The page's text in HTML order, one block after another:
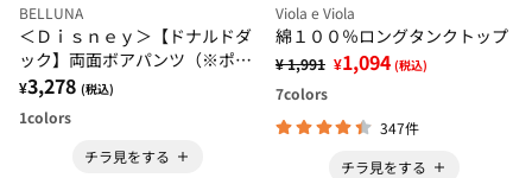
BELLUNA
＜Ｄｉｓｎｅｙ＞【ドナルドダ
ック】両面ボアパンツ（※ポン
チョ別売り）
¥3,278 (税込)
1colors
チラ見をする
Viola e Viola
綿１００％ロングタンクトップ
¥ 1,991 ¥1,094 (税込)
7colors
347件
チラ見をする